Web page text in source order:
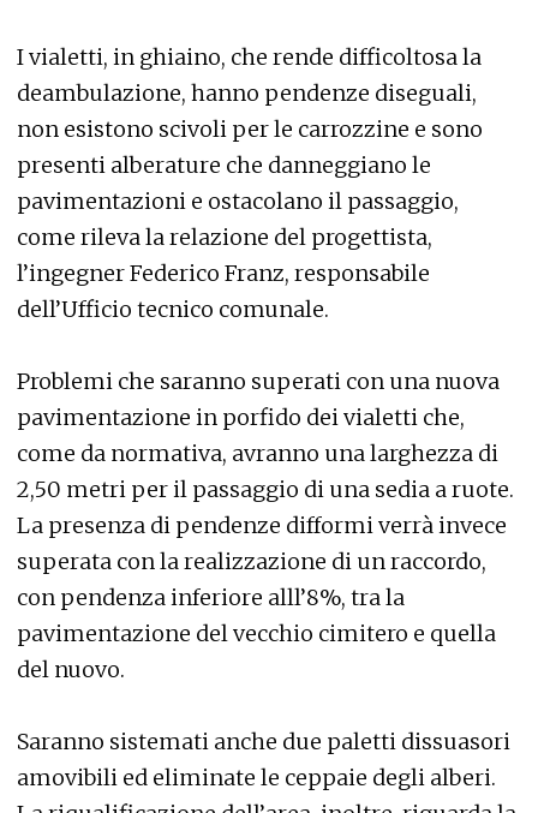
I vialetti, in ghiaino, che rende difficoltosa la
deambulazione, hanno pendenze diseguali,
non esistono scivoli per le carrozzine e sono
presenti alberature che danneggiano le
pavimentazioni e ostacolano il passaggio,
come rileva la relazione del progettista,
l’ingegner Federico Franz, responsabile
dell’Ufficio tecnico comunale.
Problemi che saranno superati con una nuova
pavimentazione in porfido dei vialetti che,
come da normativa, avranno una larghezza di
2,50 metri per il passaggio di una sedia a ruote.
La presenza di pendenze difformi verrà invece
superata con la realizzazione di un raccordo,
con pendenza inferiore alll’8%, tra la
pavimentazione del vecchio cimitero e quella
del nuovo.
Saranno sistemati anche due paletti dissuasori
amovibili ed eliminate le ceppaie degli alberi.